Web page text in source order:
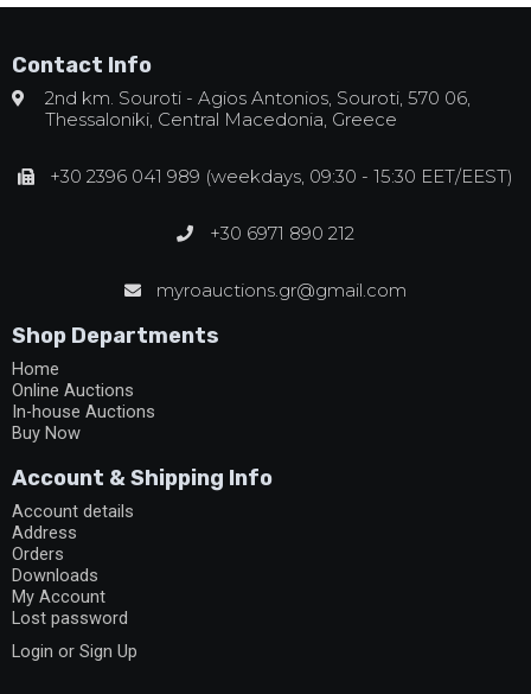
Contact Info
2nd km. Souroti - Agios Antonios, Souroti, 570 06,
Thessaloniki, Central Macedonia, Greece
+30 2396 041 989 (weekdays, 09:30 - 15:30 EET/EEST)
+30 6971 890 212
myroauctions.gr@gmail.com
Shop Departments
Home
Online Auctions
In-house Auctions
Buy Now
Account & Shipping Info
Account details
Address
Orders
Downloads
My Account
Lost password
Login or Sign Up